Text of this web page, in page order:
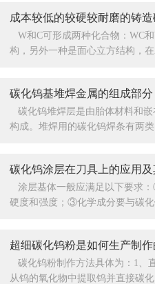
成本较低的较硬较耐磨的铸
W和C可形成两种化合物：WC
构，另外一种是面心立方结构，
碳化钨基堆焊金属的组成部分
碳化钨堆焊层是由胎体材料和
构成。堆焊用的碳化钨焊条有两
碳化钨涂层在刀具上的应用及
涂层基体一般应满足以下要求
硬度和强度；③化学成分要与碳
超细碳化钨粉是如何生产制作
碳化钨粉制作方法具体为：1、
从钨的氧化物中提取钨并直接碳